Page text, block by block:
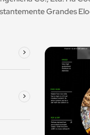
Grandes